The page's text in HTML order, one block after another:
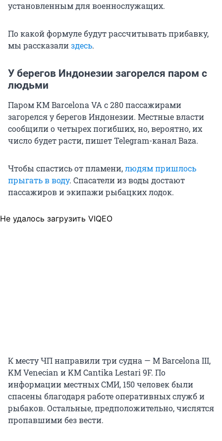
установленным для военнослужащих.
По какой формуле будут рассчитывать прибавку,
мы рассказализдесь.
У берегов Индонезии загорелся паром с
людьми
Паром KM Barcelona VA с 280 пассажирами
загорелся у берегов Индонезии. Местные власти
сообщили о четырех погибших, но, вероятно, их
число будет расти, пишет Telegram-канал Baza.
Чтобы спастись от пламени,людям пришлось
прыгать в воду. Спасатели из воды достают
пассажиров и экипажи рыбацких лодок.
Не удалось загрузить VIQEO
К месту ЧП направили три судна — M Barcelona III,
KM Venecian и KM Cantika Lestari9F. По
информации местных СМИ, 150 человек были
спасены благодаря работе оперативных служб и
рыбаков. Остальные, предположительно, числятся
пропавшими без вести.